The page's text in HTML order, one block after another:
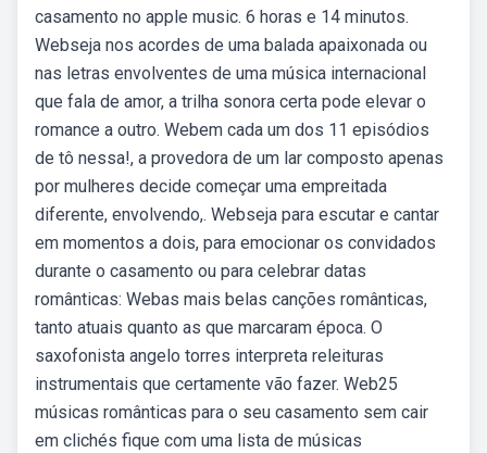
casamento no apple music. 6 horas e 14 minutos.
Webseja nos acordes de uma balada apaixonada ou
nas letras envolventes de uma música internacional
que fala de amor, a trilha sonora certa pode elevar o
romance a outro. Webem cada um dos 11 episódios
de tô nessa!, a provedora de um lar composto apenas
por mulheres decide começar uma empreitada
diferente, envolvendo,. Webseja para escutar e cantar
em momentos a dois, para emocionar os convidados
durante o casamento ou para celebrar datas
românticas: Webas mais belas canções românticas,
tanto atuais quanto as que marcaram época. O
saxofonista angelo torres interpreta releituras
instrumentais que certamente vão fazer. Web25
músicas românticas para o seu casamento sem cair
em clichés fique com uma lista de músicas